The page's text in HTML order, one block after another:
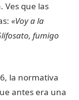
Ves que las
«Voy a la
fumigo
la normativa
antes era una